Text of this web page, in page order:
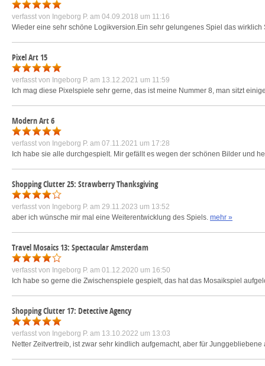
verfasst von Ingeborg P. am 04.09.2018 um 11:16
Wieder eine sehr schöne Logikversion.Ein sehr gelungenes Spiel das
Pixel Art 15
verfasst von Ingeborg P. am 13.12.2021 um 11:59
Ich mag diese Pixelspiele sehr gerne, das ist meine Nummer 8, man sitzt
Modern Art 6
verfasst von Ingeborg P. am 07.11.2021 um 17:28
Ich habe sie alle durchgespielt. Mir gefällt es wegen der schönen Bilder und
Shopping Clutter 25: Strawberry Thanksgiving
verfasst von Ingeborg P. am 29.11.2023 um 13:52
aber ich wünsche mir mal eine Weiterentwicklung des Spiels. mehr »
Travel Mosaics 13: Spectacular Amsterdam
verfasst von Ingeborg P. am 01.12.2020 um 16:50
Ich habe so gerne die Zwischenspiele gespielt, das hat das Mosaikspiel
Shopping Clutter 17: Detective Agency
verfasst von Ingeborg P. am 13.10.2022 um 13:03
Netter Zeitvertreib, ist zwar sehr kindlich aufgemacht, aber für